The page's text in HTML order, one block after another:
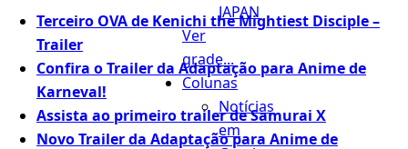
JAPAN
Ver
grade...
Colunas
Notícias
em
Terceiro OVA de Kenichi the Mightiest Disciple –
Trailer
Confira o Trailer da Adaptação para Anime de
Karneval!
Assista ao primeiro trailer de Samurai X
Novo Trailer da Adaptação para Anime de